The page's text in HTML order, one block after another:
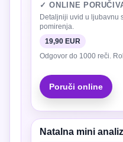
✓ ONLINE
Detaljniji uvid u ljubavnu
pomirenja.
19,90 EUR
Odgovor do 1000 reči.
Poruči online
Natalna mini